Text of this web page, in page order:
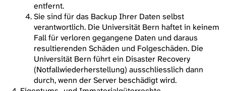
entfernt.
Sie sind für das Backup Ihrer Daten selbst
verantwortlich. Die Universität Bern haftet in keinem
Fall für verloren gegangene Daten und daraus
resultierenden Schäden und Folgeschäden. Die
Universität Bern führt ein Disaster Recovery
(Notfallwiederherstellung) ausschliesslich dann
durch, wenn der Server beschädigt wird.